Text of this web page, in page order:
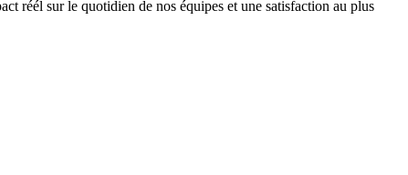
réél sur le quotidien de nos équipes et une satisfaction au plus